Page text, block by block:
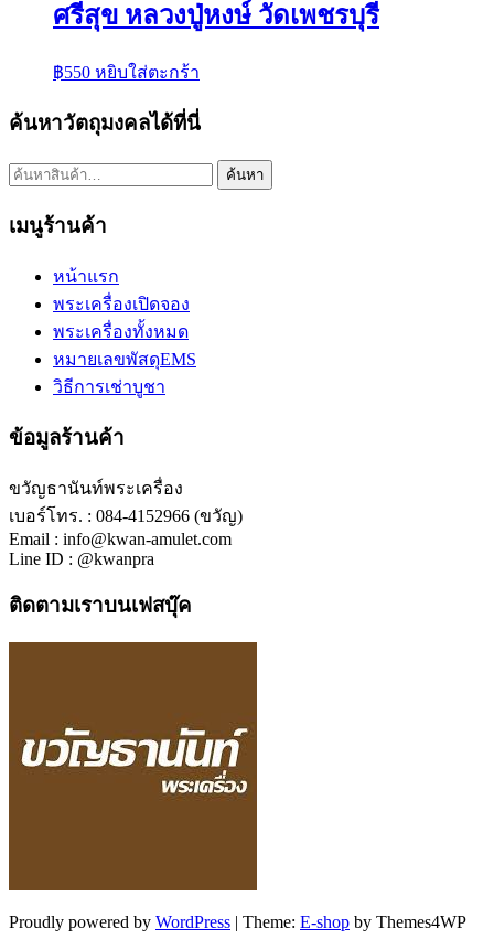
ศรีสุข หลวงปู่หงษ์ วัดเพชรบุรี
฿550 หยิบใส่ตะกร้า
ค้นหาวัตถุมงคลได้ที่นี่
ค้นหา: ค้นหา
เมนูร้านค้า
หน้าแรก
พระเครื่องเปิดจอง
พระเครื่องทั้งหมด
หมายเลขพัสดุEMS
วิธีการเช่าบูชา
ข้อมูลร้านค้า
ขวัญธานันท์พระเครื่อง
เบอร์โทร. : 084-4152966 (ขวัญ)
Email : info@kwan-amulet.com
Line ID : @kwanpra
ติดตามเราบนเฟสบุ๊ค
Proudly powered by WordPress | Theme: E-shop by Themes4WP